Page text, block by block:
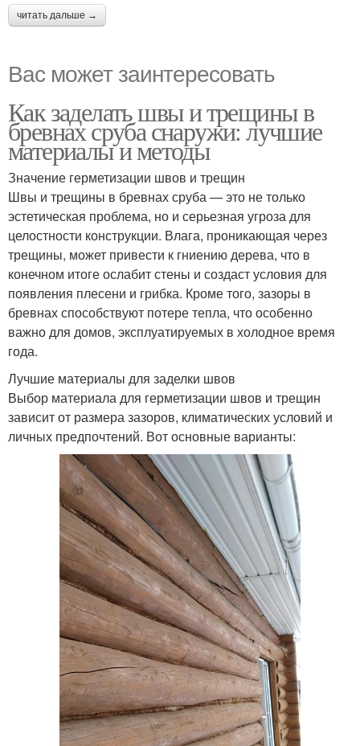
читать дальше →
Вас может заинтересовать
Как заделать швы и трещины в
бревнах сруба снаружи: лучшие
материалы и методы
Значение герметизации швов и трещин
Швы и трещины в бревнах сруба — это не только
эстетическая проблема, но и серьезная угроза для
целостности конструкции. Влага, проникающая через
трещины, может привести к гниению дерева, что в
конечном итоге ослабит стены и создаст условия для
появления плесени и грибка. Кроме того, зазоры в
бревнах способствуют потере тепла, что особенно
важно для домов, эксплуатируемых в холодное время
года.
Лучшие материалы для заделки швов
Выбор материала для герметизации швов и трещин
зависит от размера зазоров, климатических условий и
личных предпочтений. Вот основные варианты: